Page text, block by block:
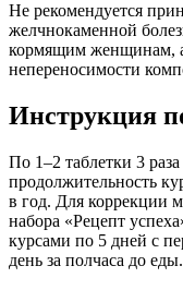
Не рекомендуется
желчнокаменной
кормящим женщинам,
непереносимости
Инструкция
По 1–2 таблетки 3
продолжительность
в год. Для коррекции
набора «Рецепт
курсами по 5 дней с
день за полчаса до еды.